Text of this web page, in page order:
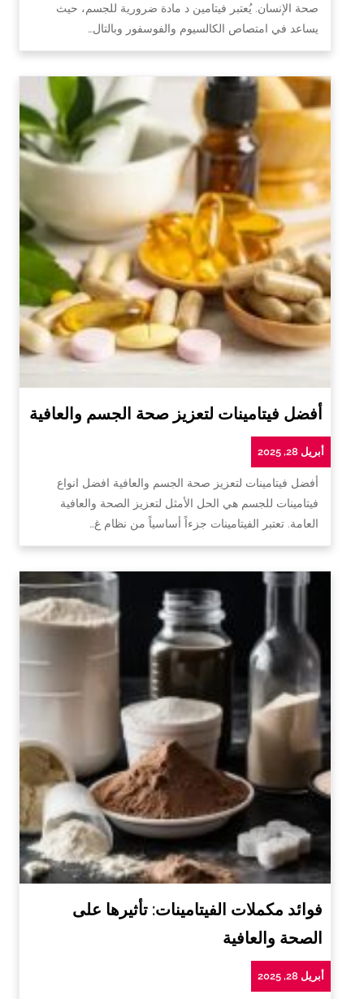
صحة الإنسان. يُعتبر فيتامين د مادة ضرورية للجسم، حيث
يساعد في امتصاص الكالسيوم والفوسفور وبالتال…
أفضل فيتامينات لتعزيز صحة الجسم والعافية
أبريل 28, 2025
أفضل فيتامينات لتعزيز صحة الجسم والعافية افضل انواع
فيتامينات للجسم هي الحل الأمثل لتعزيز الصحة والعافية
العامة. تعتبر الفيتامينات جزءاً أساسياً من نظام غ…
فوائد مكملات الفيتامينات: تأثيرها على
الصحة والعافية
أبريل 28, 2025